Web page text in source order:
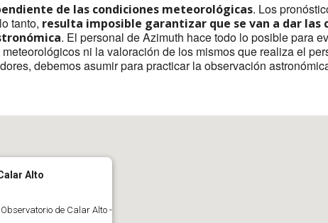
de las condiciones meteorológicas. Los
tanto, resulta imposible garantizar que se van a dar las
. El personal de Azimuth hace todo lo posible para
ni la valoración de los mismos que realiza el
debemos asumir para practicar la observación
Alto
de Calar Alto -